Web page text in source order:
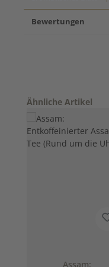
Bewertungen
Produktgalerie
Ähnliche Artikel
Assam: